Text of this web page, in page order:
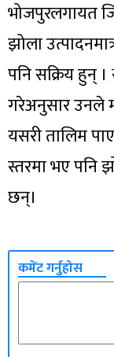
भोजपुरलगायत
झोला
पनि सक्रिय हुन्
गरेअनुसार उनले
यसरी तालिम
स्तरमा भए पनि
छन्।
कमेंट गर्नुहोस